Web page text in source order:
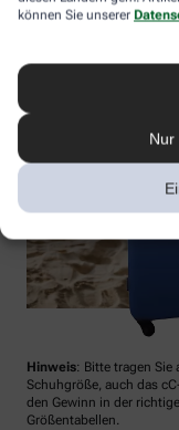
können Sie unserer
Nur
Hinweis: Bitte tragen Sie
Schuhgröße, auch das
den Gewinn in der
Größentabellen.